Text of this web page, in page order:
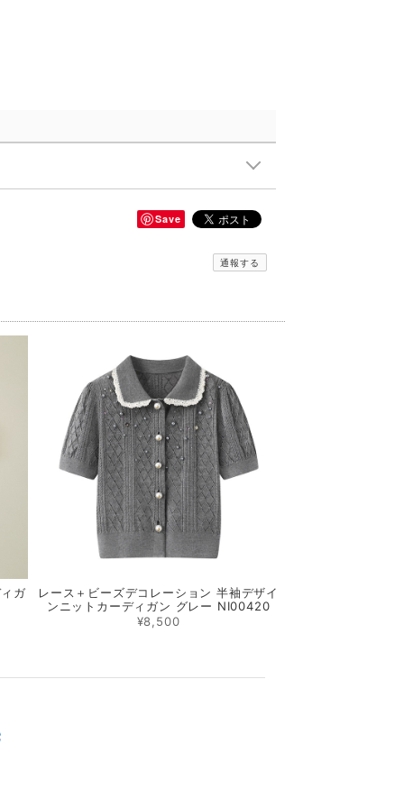
Save
通報する
ガ
レース＋ビーズデコレーション 半袖デザイ
ンニットカーディガン グレー NI00420
¥8,500